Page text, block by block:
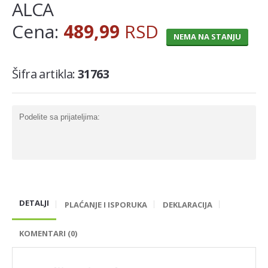
MLECNI PROIZVODI
TRAJNO I COKOLADNO MLEKO
MARGARIN I MASLAC
SIR I SIRNI NAMAZI
SVEZE MESO - SVINJSKO
SVEZE MESO - JUNECE
ALCA
Cena: 489,99 RSD NEMA NA STANJU
Šifra artikla:31763
Podelite sa prijateljima:
DETALJI PLAĆANJE I ISPORUKA DEKLARACIJA
KOMENTARI (0)